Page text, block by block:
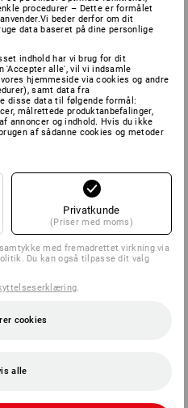
procedurer – Dette er formålet
beder derfor om dit
data baseret på dine personlige
indhold har vi brug for dit
'Accepter alle', vil vi indsamle
hjemmeside via cookies og andre
samt data fra
disse data til følgende formål:
målrettede produktanbefalinger,
annoncer og indhold. Hvis du ikke
af sådanne cookies og metoder
Privatkunde
(Priser med moms)
med fremadrettet virkning via
Du kan også tilpasse dit valg
cookies
alle